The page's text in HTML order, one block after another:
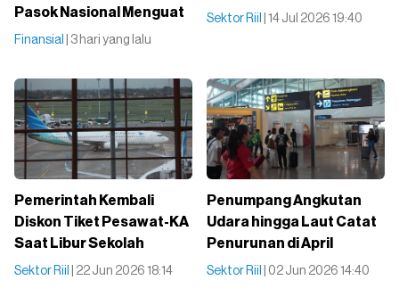
Pasok Nasional Menguat
Finansial | 3 hari yang lalu
Sektor Riil | 14 Jul 2026 19:40
Pemerintah Kembali
Diskon Tiket Pesawat-KA
Saat Libur Sekolah
Sektor Riil | 22 Jun 2026 18:14
Penumpang Angkutan
Udara hingga Laut Catat
Penurunan di April
Sektor Riil | 02 Jun 2026 14:40